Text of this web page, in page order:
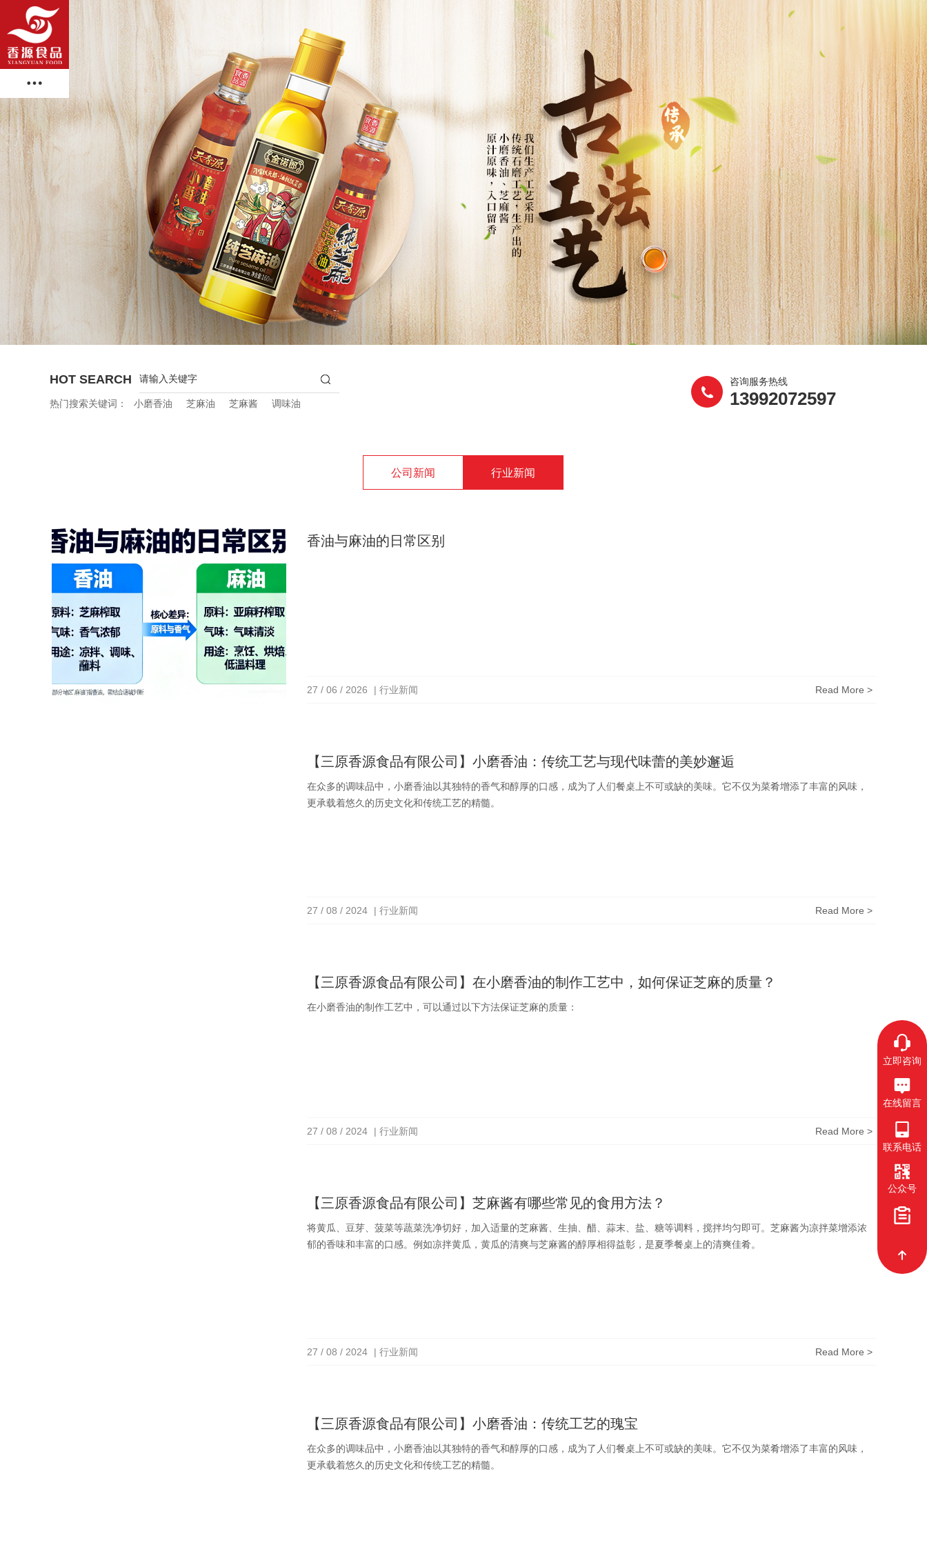
咨询服务热线
13992072597
HOT SEARCH
热门搜索关键词： 小磨香油 芝麻油 芝麻酱 调味油
公司新闻 行业新闻
香油与麻油的日常区别
27 / 06 / 2026 | 行业新闻 Read More >
【三原香源食品有限公司】小磨香油：传统工艺与现代味蕾的美妙邂逅
在众多的调味品中，小磨香油以其独特的香气和醇厚的口感，成为了人们餐桌上不可或缺的美味。它不仅为菜肴增添了丰富的风味，
更承载着悠久的历史文化和传统工艺的精髓。
27 / 08 / 2024 | 行业新闻 Read More >
【三原香源食品有限公司】在小磨香油的制作工艺中，如何保证芝麻的质量？
在小磨香油的制作工艺中，可以通过以下方法保证芝麻的质量：
27 / 08 / 2024 | 行业新闻 Read More >
【三原香源食品有限公司】芝麻酱有哪些常见的食用方法？
将黄瓜、豆芽、菠菜等蔬菜洗净切好，加入适量的芝麻酱、生抽、醋、蒜末、盐、糖等调料，搅拌均匀即可。芝麻酱为凉拌菜增添浓
郁的香味和丰富的口感。例如凉拌黄瓜，黄瓜的清爽与芝麻酱的醇厚相得益彰，是夏季餐桌上的清爽佳肴。
27 / 08 / 2024 | 行业新闻 Read More >
【三原香源食品有限公司】小磨香油：传统工艺的瑰宝
在众多的调味品中，小磨香油以其独特的香气和醇厚的口感，成为了人们餐桌上不可或缺的美味。它不仅为菜肴增添了丰富的风味，
更承载着悠久的历史文化和传统工艺的精髓。
立即咨询
在线留言
联系电话
公众号